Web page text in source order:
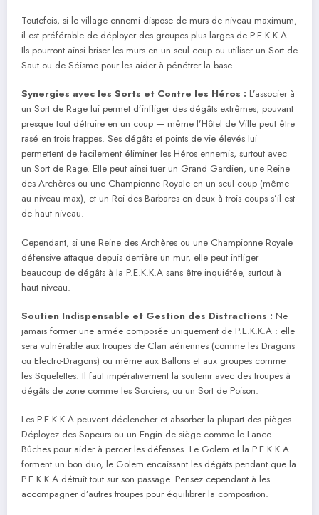
Toutefois, si le village ennemi dispose de murs de niveau maximum,
il est préférable de déployer des groupes plus larges de P.E.K.K.A.
Ils pourront ainsi briser les murs en un seul coup ou utiliser un Sort de
Saut ou de Séisme pour les aider à pénétrer la base.
Synergies avec les Sorts et Contre les Héros : L’associer à
un Sort de Rage lui permet d’infliger des dégâts extrêmes, pouvant
presque tout détruire en un coup — même l’Hôtel de Ville peut être
rasé en trois frappes. Ses dégâts et points de vie élevés lui
permettent de facilement éliminer les Héros ennemis, surtout avec
un Sort de Rage. Elle peut ainsi tuer un Grand Gardien, une Reine
des Archères ou une Championne Royale en un seul coup (même
au niveau max), et un Roi des Barbares en deux à trois coups s’il est
de haut niveau.
Cependant, si une Reine des Archères ou une Championne Royale
défensive attaque depuis derrière un mur, elle peut infliger
beaucoup de dégâts à la P.E.K.K.A sans être inquiétée, surtout à
haut niveau.
Soutien Indispensable et Gestion des Distractions : Ne
jamais former une armée composée uniquement de P.E.K.K.A : elle
sera vulnérable aux troupes de Clan aériennes (comme les Dragons
ou Electro-Dragons) ou même aux Ballons et aux groupes comme
les Squelettes. Il faut impérativement la soutenir avec des troupes à
dégâts de zone comme les Sorciers, ou un Sort de Poison.
Les P.E.K.K.A peuvent déclencher et absorber la plupart des pièges.
Déployez des Sapeurs ou un Engin de siège comme le Lance
Bûches pour aider à percer les défenses. Le Golem et la P.E.K.K.A
forment un bon duo, le Golem encaissant les dégâts pendant que la
P.E.K.K.A détruit tout sur son passage. Pensez cependant à les
accompagner d’autres troupes pour équilibrer la composition.